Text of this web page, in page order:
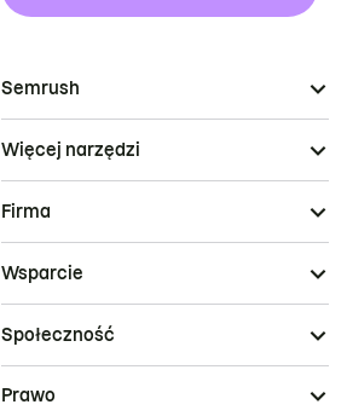
Semrush
Więcej narzędzi
Firma
Wsparcie
Społeczność
Prawo